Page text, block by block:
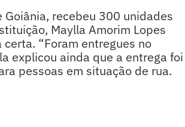
recebeu 300 unidades
Maylla Amorim Lopes
“Foram entregues no
explicou ainda que a entrega foi
pessoas em situação de rua.